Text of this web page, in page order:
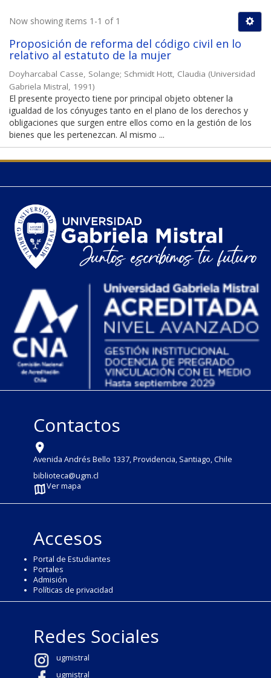
Now showing items 1-1 of 1
Proposición de reforma del código civil en lo
relativo al estatuto de la mujer
Doyharcabal Casse, Solange; Schmidt Hott, Claudia (Universidad
Gabriela Mistral, 1991)
El presente proyecto tiene por principal objeto obtener la
igualdad de los cónyuges tanto en el plano de los derechos y
obligaciones que surgen entre ellos como en la gestión de los
bienes que les pertenezcan. Al mismo ...
Contactos
Avenida Andrés Bello 1337, Providencia, Santiago, Chile
biblioteca@ugm.cl
Ver mapa
Accesos
Portal de Estudiantes
Portales
Admisión
Políticas de privacidad
Redes Sociales
ugmistral
ugmistral